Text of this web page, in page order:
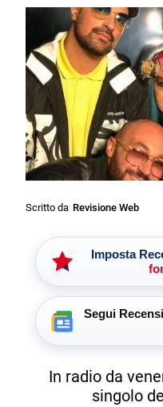
Scritto da Revisione Web
Imposta
Segui
In radio da
singolo